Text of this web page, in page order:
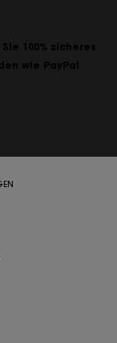
100% sicheres
wie PayPal